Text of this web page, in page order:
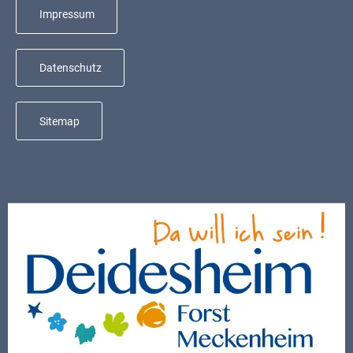
Wasser-
Abwasser
Defibrillatoren
Katastrophenschutz
Suche
bei
Social
Media
Sitemap
Impressum
Datenschutz
Sitemap